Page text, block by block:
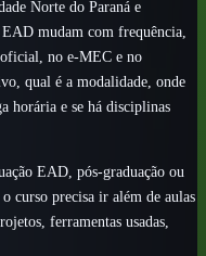
Norte do Paraná e
mudam com frequência,
no e-MEC e no
qual é a modalidade, onde
horária e se há disciplinas
EAD, pós-graduação ou
curso precisa ir além de aulas
ferramentas usadas,